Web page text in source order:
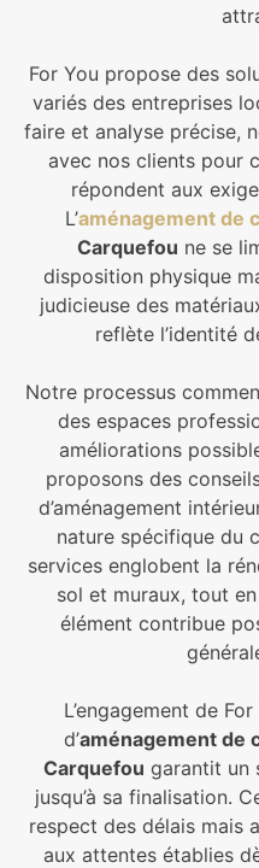
For You propose des
variés des entreprises
faire et analyse précise,
avec nos clients pour
répondent aux
L’aménagement de
Carquefou ne se
disposition physique
judicieuse des
reflète l’identité
Notre processus
des espaces
améliorations
proposons des
d’aménagement
nature spécifique du
services englobent la
sol et muraux, tout
élément contribue
L’engagement de
d’aménagement de
Carquefou garantit un
jusqu’à sa finalisation.
respect des délais mais
aux attentes établies